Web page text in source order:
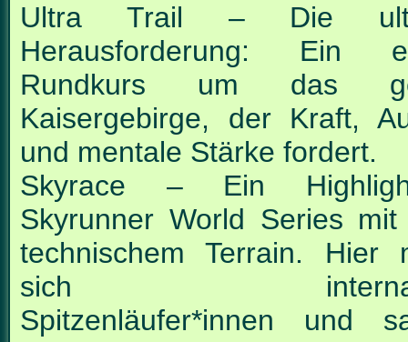
Ultra Trail – Die
Herausforderung: Ein
Rundkurs um das
Kaisergebirge, der Kraft,
und mentale Stärke fordert.
Skyrace – Ein
Skyrunner World Series mit
technischem Terrain. Hier
sich
Spitzenläufer*innen und